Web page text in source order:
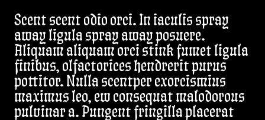
Scent scent odio orci. In iaculis spray
away ligula spray away posuere.
Aliquam aliquam orci stink fumet ligula
finibus, olfactorices hendrerit purus
pottitor. Nulla scentper exorcismius
maximus leo, ew consequat malodorous
pulvinar a. Pungent fringilla placerat